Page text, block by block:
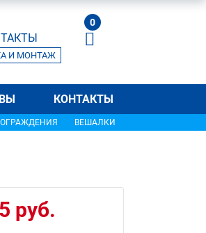
И МОНТАЖ
0
КОНТАКТЫ
ОГРАЖДЕНИЯ ВЕШАЛКИ
руб.